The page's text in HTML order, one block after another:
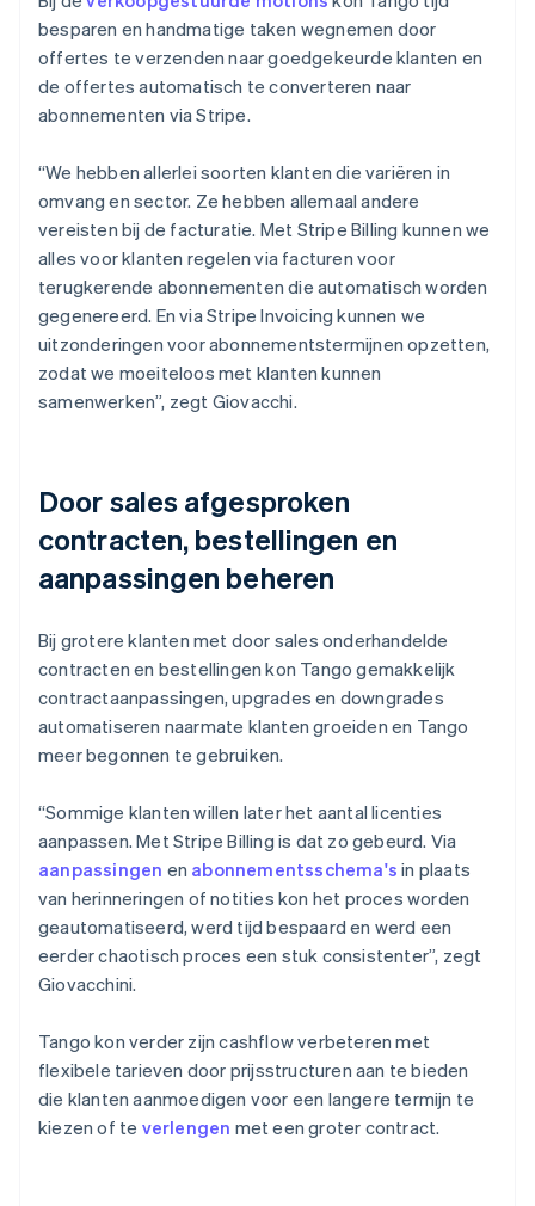
besparen en handmatige taken wegnemen door
offertes te verzenden naar goedgekeurde klanten en
de offertes automatisch te converteren naar
abonnementen via Stripe.
“We hebben allerlei soorten klanten die variëren in
omvang en sector. Ze hebben allemaal andere
vereisten bij de facturatie. Met Stripe Billing kunnen we
alles voor klanten regelen via facturen voor
terugkerende abonnementen die automatisch worden
gegenereerd. En via Stripe Invoicing kunnen we
uitzonderingen voor abonnementstermijnen opzetten,
zodat we moeiteloos met klanten kunnen
samenwerken”, zegt Giovacchi.
Door sales afgesproken
contracten, bestellingen en
aanpassingen beheren
Bij grotere klanten met door sales onderhandelde
contracten en bestellingen kon Tango gemakkelijk
contractaanpassingen, upgrades en downgrades
automatiseren naarmate klanten groeiden en Tango
meer begonnen te gebruiken.
“Sommige klanten willen later het aantal licenties
aanpassen. Met Stripe Billing is dat zo gebeurd. Via
aanpassingen en abonnementsschema's in plaats
van herinneringen of notities kon het proces worden
geautomatiseerd, werd tijd bespaard en werd een
eerder chaotisch proces een stuk consistenter”, zegt
Giovacchini.
Tango kon verder zijn cashflow verbeteren met
flexibele tarieven door prijsstructuren aan te bieden
die klanten aanmoedigen voor een langere termijn te
kiezen of te verlengen met een groter contract.